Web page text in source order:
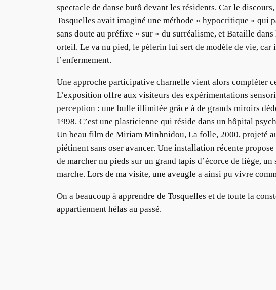
spectacle de danse butô devant les résidents. Car le
Tosquelles avait imaginé une méthode « hypocritique » qui
sans doute au préfixe « sur » du surréalisme, et Bataille
orteil. Le va nu pied, le pèlerin lui sert de modèle de vie,
l’enfermement.
Une approche participative charnelle vient alors compléter
L’exposition offre aux visiteurs des expérimentations
perception : une bulle illimitée grâce à de grands miroirs
1998. C’est une plasticienne qui réside dans un hôpital
Un beau film de Miriam Minhnidou, La folle, 2000, projeté
piétinent sans oser avancer. Une installation récente
de marcher nu pieds sur un grand tapis d’écorce de liège,
marche. Lors de ma visite, une aveugle a ainsi pu vivre
On a beaucoup à apprendre de Tosquelles et de toute la
appartiennent hélas au passé.